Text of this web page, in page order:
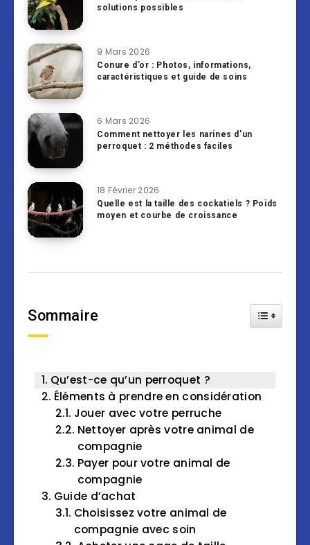
solutions possibles
9 Mars 2026
Conure d’or : Photos, informations,
caractéristiques et guide de soins
6 Mars 2026
Comment nettoyer les narines d’un
perroquet : 2 méthodes faciles
18 Février 2026
Quelle est la taille des cockatiels ? Poids
moyen et courbe de croissance
Sommaire Toggle
Qu’est-ce qu’un perroquet ?
Éléments à prendre en considération
Jouer avec votre perruche
Nettoyer après votre animal de
compagnie
Payer pour votre animal de
compagnie
Guide d’achat
Choisissez votre animal de
compagnie avec soin